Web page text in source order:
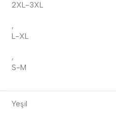
2XL-3XL
,
L-XL
,
S-M
Yeşil